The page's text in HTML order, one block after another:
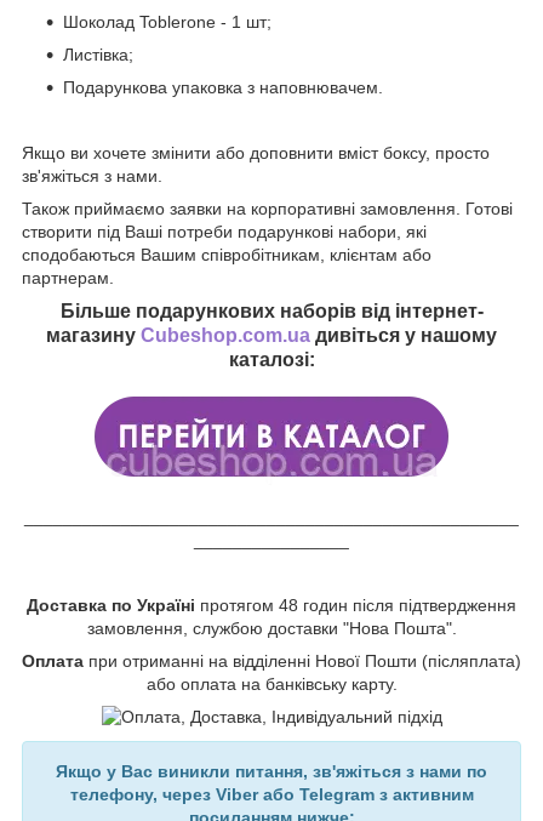
Шоколад Toblerone - 1 шт;
Листівка;
Подарункова упаковка з наповнювачем.
Якщо ви хочете змінити або доповнити вміст боксу, просто
зв'яжіться з нами.
Також приймаємо заявки на корпоративні замовлення. Готові
створити під Ваші потреби подарункові набори, які
сподобаються Вашим співробітникам, клієнтам або
партнерам.
Більше подарункових наборів від інтернет-
магазину Cubeshop.com.ua дивіться у нашому
каталозі:
Доставка по Україні протягом 48 годин після підтвердження
замовлення, службою доставки "Нова Пошта".
Оплата при отриманні на відділенні Нової Пошти (післяплата)
або оплата на банківську карту.
Якщо у Вас виникли питання, зв'яжіться з нами по
телефону, через Viber або Telegram з активним
посиланням нижче: